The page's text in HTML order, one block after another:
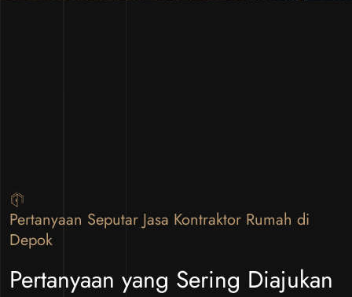
Pertanyaan Seputar Jasa Kontraktor Rumah di
Depok
Pertanyaan yang Sering Diajukan